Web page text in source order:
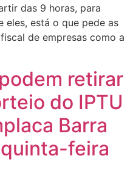
das 9 horas, para
eles, está o que pede as
de empresas como a
retirar
do IPTU
Barra
feira